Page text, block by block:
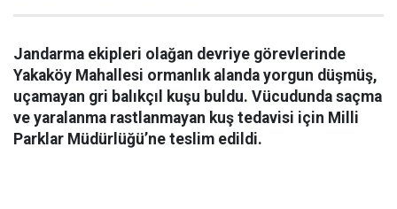
Jandarma ekipleri olağan devriye görevlerinde
Yakaköy Mahallesi ormanlık alanda yorgun düşmüş,
uçamayan gri balıkçıl kuşu buldu. Vücudunda saçma
ve yaralanma rastlanmayan kuş tedavisi için Milli
Parklar Müdürlüğü’ne teslim edildi.